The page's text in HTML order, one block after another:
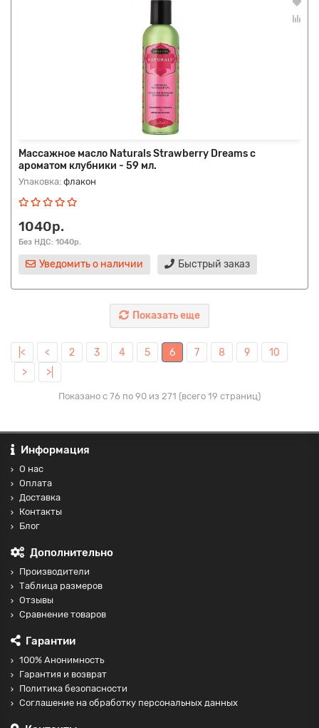
Массажное масло Naturals Strawberry Dreams с
ароматом клубники - 59 мл.
Упаковка: флакон
1040р.
Без НДС: 1040р.
Уведомить о наличии Быстрый заказ
Показать еще
|< < 2 3 4 5 6 7 8 9
10
>
>|
Показано с 76 по 90 из 271 (всего 19 страниц)
Информация
О нас
Оплата
Доставка
Контакты
Блог
Дополнительно
Производители
Таблица размеров
Отзывы
Сравнение товаров
Гарантии
100% Анонимность
Гарантия и возврат
Политика безопасности
Соглашение на обработку персональных данных